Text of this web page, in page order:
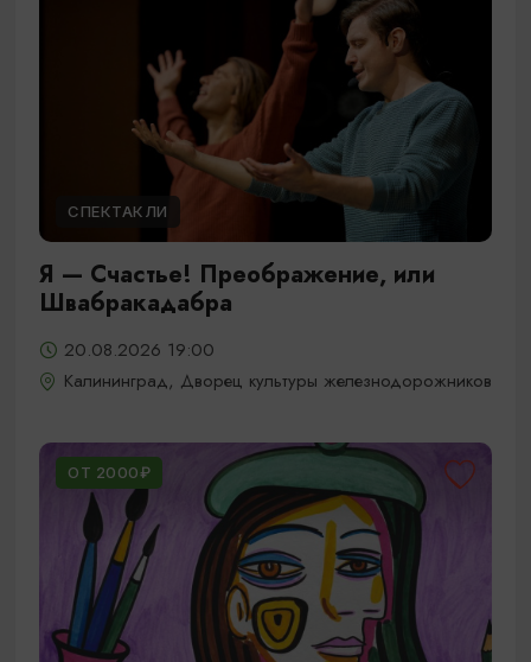
СПЕКТАКЛИ
Я — Счастье! Преображение, или
Швабракадабра
20.08.2026 19:00
Калининград, Дворец культуры железнодорожников
ОТ 2000₽